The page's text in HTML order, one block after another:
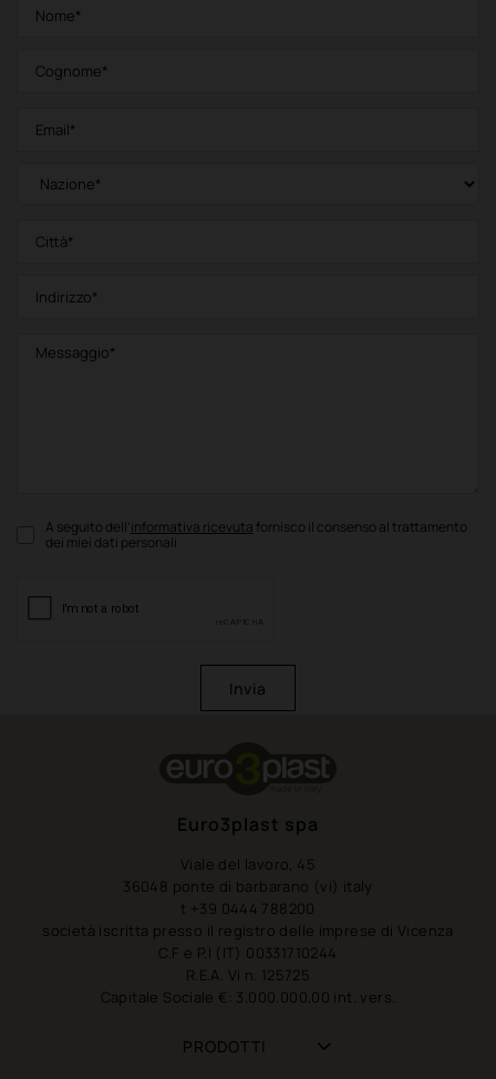
A seguito dell’informativa ricevuta fornisco il consenso al trattamento
dei miei dati personali
Invia
Euro3plast spa
Viale del lavoro, 45
36048 ponte di barbarano (vi) italy
t +39 0444 788200
società iscritta presso il registro delle imprese di Vicenza
C.F e P.I (IT) 00331710244
R.E.A. Vi n. 125725
Capitale Sociale €: 3.000.000,00 int. vers.
PRODOTTI